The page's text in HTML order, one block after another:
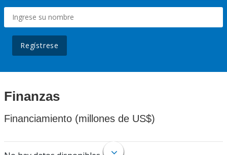
Regístrese
Finanzas
Financiamiento (millones de US$)